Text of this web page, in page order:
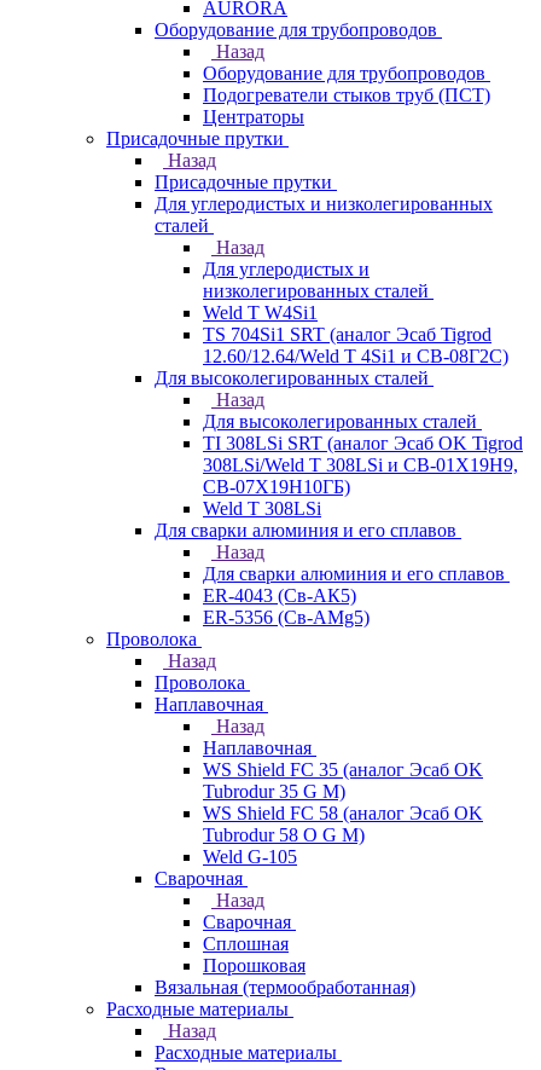
AURORA
Оборудование для трубопроводов
Назад
Оборудование для трубопроводов
Подогреватели стыков труб (ПСТ)
Центраторы
Присадочные прутки
Назад
Присадочные прутки
Для углеродистых и низколегированных
сталей
Назад
Для углеродистых и
низколегированных сталей
Weld T W4Si1
TS 704Si1 SRT (аналог Эсаб Tigrod
12.60/12.64/Weld T 4Si1 и СВ-08Г2С)
Для высоколегированных сталей
Назад
Для высоколегированных сталей
TI 308LSi SRT (аналог Эсаб OK Tigrod
308LSi/Weld T 308LSi и СВ-01Х19Н9,
СВ-07Х19Н10ГБ)
Weld T 308LSi
Для сварки алюминия и его сплавов
Назад
Для сварки алюминия и его сплавов
ER-4043 (Св-АК5)
ER-5356 (Св-АМg5)
Проволока
Назад
Проволока
Наплавочная
Назад
Наплавочная
WS Shield FC 35 (аналог Эсаб OK
Tubrodur 35 G M)
WS Shield FC 58 (аналог Эсаб OK
Tubrodur 58 O G M)
Weld G-105
Сварочная
Назад
Сварочная
Сплошная
Порошковая
Вязальная (термообработанная)
Расходные материалы
Назад
Расходные материалы